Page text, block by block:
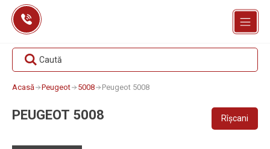
Skip
content
Caută
Acasă Peugeot 5008 Peugeot 5008
PEUGEOT 5008 Rîșcani